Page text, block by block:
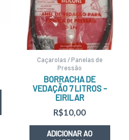
Caçarolas / Panelas de
Pressão
BORRACHA DE
VEDAÇÃO 7 LITROS –
EIRILAR
R$10,00
ADICIONAR AO